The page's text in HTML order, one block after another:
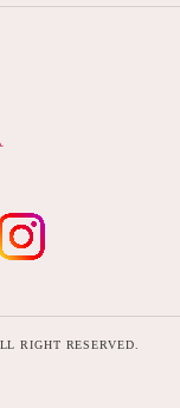
RIGHT RESERVED.